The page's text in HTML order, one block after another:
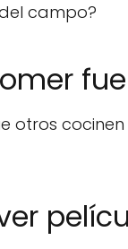
campo?
otros